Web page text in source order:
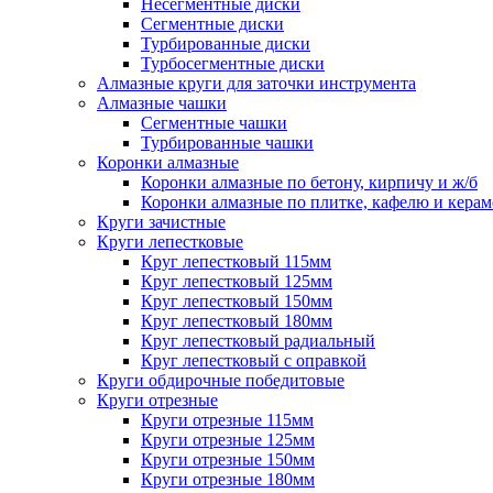
Несегментные диски
Сегментные диски
Турбированные диски
Турбосегментные диски
Алмазные круги для заточки инструмента
Алмазные чашки
Сегментные чашки
Турбированные чашки
Коронки алмазные
Коронки алмазные по бетону, кирпичу и ж/б
Коронки алмазные по плитке, кафелю и
Круги зачистные
Круги лепестковые
Круг лепестковый 115мм
Круг лепестковый 125мм
Круг лепестковый 150мм
Круг лепестковый 180мм
Круг лепестковый радиальный
Круг лепестковый с оправкой
Круги обдирочные победитовые
Круги отрезные
Круги отрезные 115мм
Круги отрезные 125мм
Круги отрезные 150мм
Круги отрезные 180мм